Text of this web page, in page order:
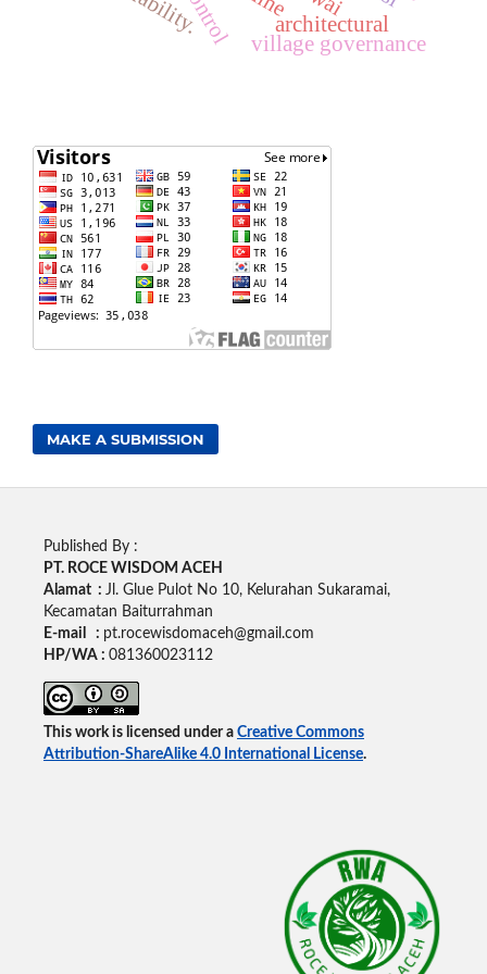
architectural
village governance
MAKE A SUBMISSION
Published By :
PT. ROCE WISDOM ACEH
Alamat : Jl. Glue Pulot No 10, Kelurahan Sukaramai,
Kecamatan Baiturrahman
E-mail : pt.rocewisdomaceh@gmail.com
HP/WA : 081360023112
This work is licensed under a Creative Commons
Attribution-ShareAlike 4.0 International License.